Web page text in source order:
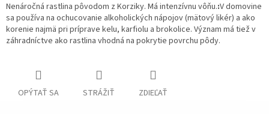
Nenáročná rastlina pôvodom z Korziky. Má intenzívnu vôňu.:V domovine
sa používa na ochucovanie alkoholických nápojov (mätový likér) a ako
korenie najmä pri príprave kelu, karfiolu a brokolice. Význam má tiež v
záhradníctve ako rastlina vhodná na pokrytie povrchu pôdy.
OPÝTAŤ SA STRÁŽIŤ ZDIEĽAŤ